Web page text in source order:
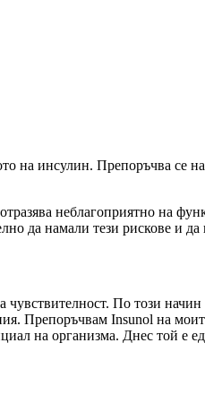
на инсулин. Препоръчва се
неблагоприятно на
да намали тези рискове и
По този
Препоръчвам Insunol на
на организма. Днес той е